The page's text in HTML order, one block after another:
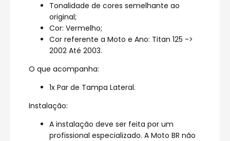
Tonalidade de cores semelhante ao
original;
Cor: Vermelho;
Cor referente a Moto e Ano: Titan 125 ->
2002 Até 2003.
O que acompanha:
1x Par de Tampa Lateral.
Instalação:
A instalação deve ser feita por um
profissional especializado. A Moto BR não